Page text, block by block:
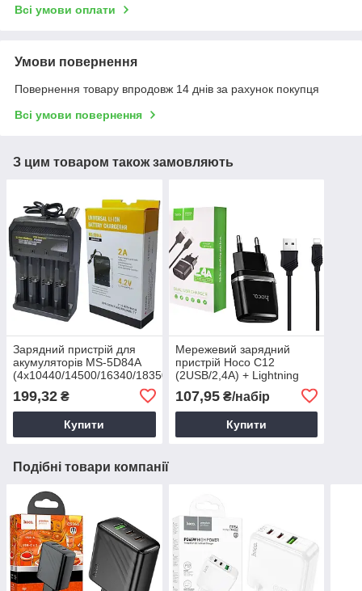
Всі умови оплати
Умови повернення
Повернення товару впродовж 14 днів за рахунок покупця
Всі умови повернення
З цим товаром також замовляють
Зарядний пристрій для
акумуляторів MS-5D84A
(4х10440/14500/16340/18350/18500/18650)
199,32 ₴
Купити
Мережевий зарядний
пристрій Hoco C12
(2USB/2,4А) + Lightning
чорний / МЗП для зарядки
портативних пристроїв
107,95₴/набір
Купити
Подібні товари компанії